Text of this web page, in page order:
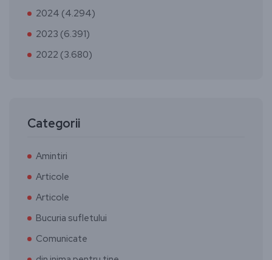
2024 (4.294)
2023 (6.391)
2022 (3.680)
Categorii
Amintiri
Articole
Articole
Bucuria sufletului
Comunicate